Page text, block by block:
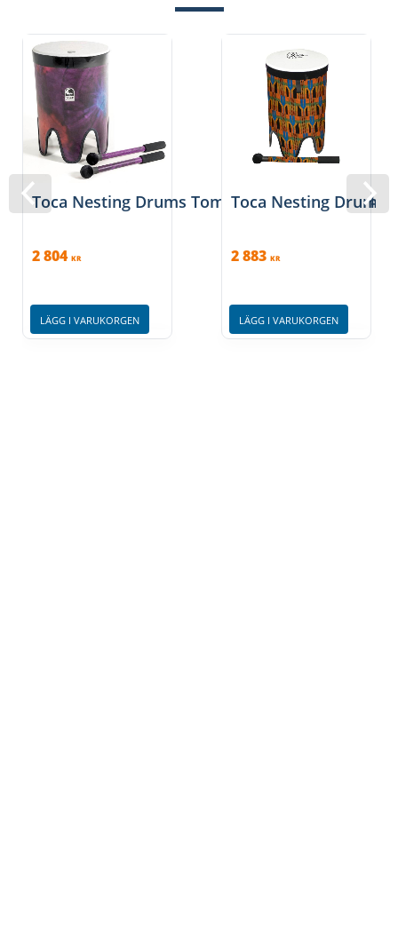
Toca Nesting Drums Tom Tom Freestyle II 14'',
2 804 KR
LÄGG I VARUKORGEN
Toca Nesting Drums
2 883 KR
LÄGG I VARUKORGEN